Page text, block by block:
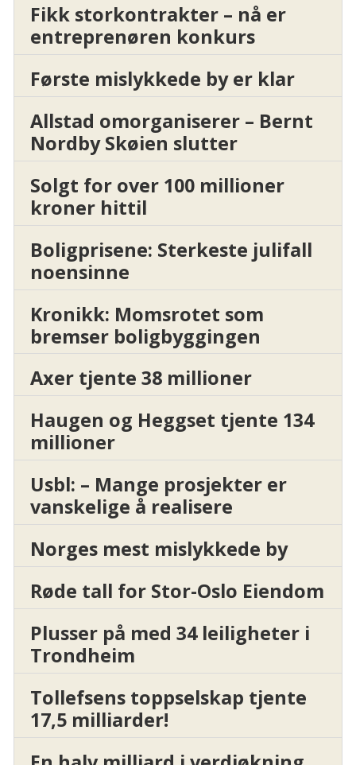
Fikk storkontrakter – nå er
entreprenøren konkurs
Første mislykkede by er klar
Allstad omorganiserer – Bernt
Nordby Skøien slutter
Solgt for over 100 millioner
kroner hittil
Boligprisene: Sterkeste julifall
noensinne
Kronikk: Momsrotet som
bremser boligbyggingen
Axer tjente 38 millioner
Haugen og Heggset tjente 134
millioner
Usbl: – Mange prosjekter er
vanskelige å realisere
Norges mest mislykkede by
Røde tall for Stor-Oslo Eiendom
Plusser på med 34 leiligheter i
Trondheim
Tollefsens toppselskap tjente
17,5 milliarder!